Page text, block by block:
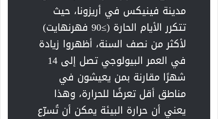
مدينة فينيكس في أريزونا، حيث
تتكرر الأيام الحارة (≥90 فهرنهايت)
لأكثر من نصف السنة، أظهروا زيادة
في العمر البيولوجي تصل إلى 14
شهرًا مقارنة بمن يعيشون في
مناطق أقل تعرضًا للحرارة، وهذا
يعني أن حرارة البيئة يمكن أن تُسرّع